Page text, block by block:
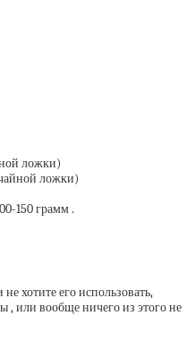
ложки)
ложки)
150 грамм .
хотите его использовать,
или вообще ничего из этого не